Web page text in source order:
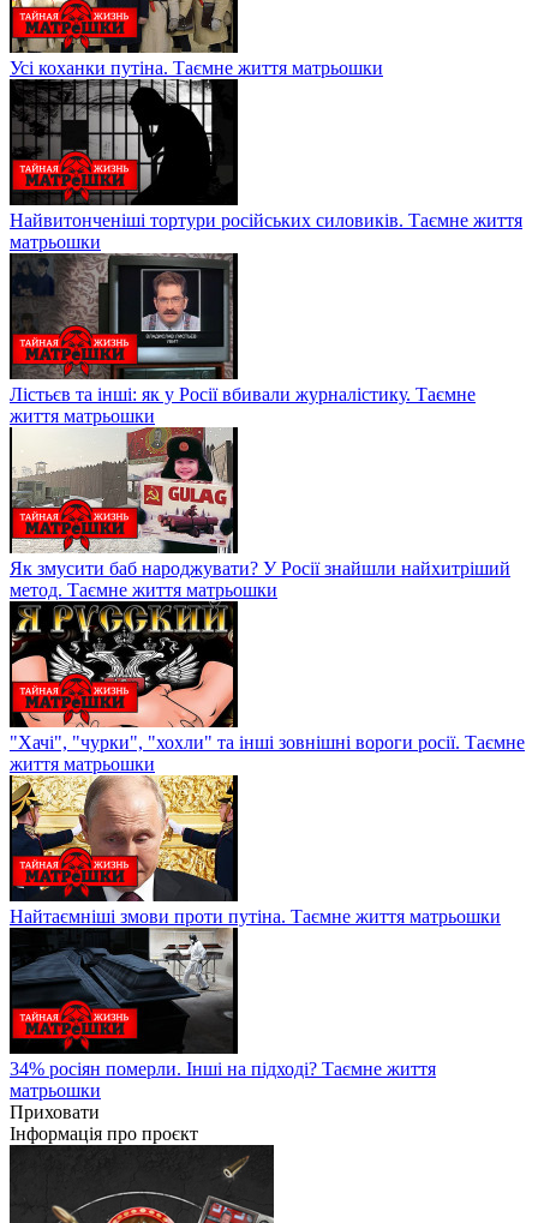
Усі коханки путіна. Таємне життя матрьошки
Найвитонченіші тортури російських силовиків. Таємне життя
матрьошки
Лістьєв та інші: як у Росії вбивали журналістику. Таємне
життя матрьошки
Як змусити баб народжувати? У Росії знайшли найхитріший
метод. Таємне життя матрьошки
"Хачі", "чурки", "хохли" та інші зовнішні вороги росії. Таємне
життя матрьошки
Найтаємніші змови проти путіна. Таємне життя матрьошки
34% росіян померли. Інші на підході? Таємне життя
матрьошки
Приховати
Інформація про проєкт